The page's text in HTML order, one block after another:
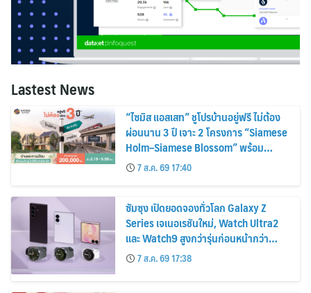
Lastest News
“ไซมิส แอสเสท” ชูโปรบ้านอยู่ฟรี ไม่ต้อง
ผ่อนนาน 3 ปี เจาะ 2 โครงการ “Siamese
Holm–Siamese Blossom” พร้อม
ส่วนลดและสิทธิพิเศษถึง 31 สิงหาคม
2569
7 ส.ค. 69 17:40
ซัมซุง เปิดยอดจองทั่วโลก Galaxy Z
Series เจเนอเรชันใหม่, Watch Ultra2
และ Watch9 สูงกว่ารุ่นก่อนหน้ากว่า
30%7 ส.ค. 69 17:38